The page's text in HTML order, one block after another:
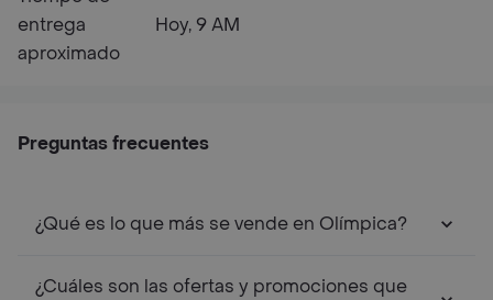
entrega
aproximado
Hoy, 9 AM
Preguntas frecuentes
¿Qué es lo que más se vende en Olímpica?
¿Cuáles son las ofertas y promociones que